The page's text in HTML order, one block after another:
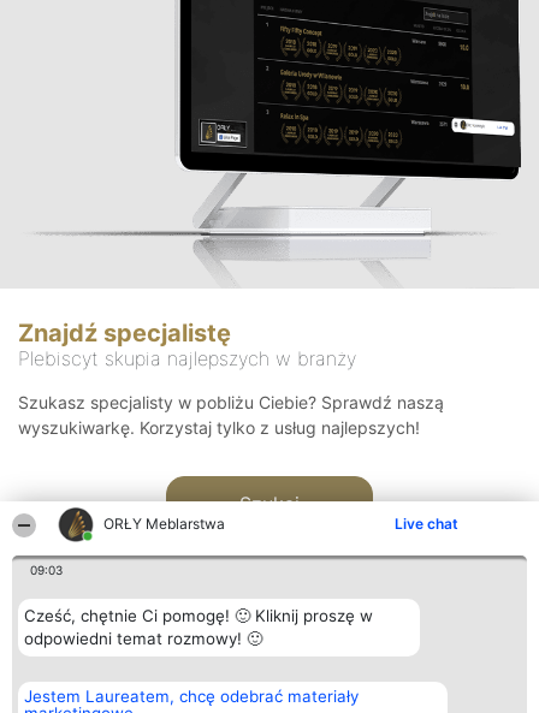
ORŁY Meblarstwa Live chat
09:03
Cześć, chętnie Ci pomogę! 🙂 Kliknij proszę w
odpowiedni temat rozmowy! 🙂
Jestem Laureatem, chcę odebrać materiały
Znajdź specjalistę
Plebiscyt skupia najlepszych w branży
Szukasz specjalisty w pobliżu Ciebie? Sprawdź naszą
wyszukiwarkę. Korzystaj tylko z usług najlepszych!
Szukaj
Organizator plebiscytu
Bright Side Solutions sp. z o.
Plebiscyt
Laureaci
Kontakt
Kontakt